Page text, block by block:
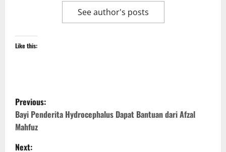
See author's posts
Like this:
P
o
s
Previous:
Bayi Penderita Hydrocephalus Dapat Bantuan dari Afzal
Mahfuz
Next: